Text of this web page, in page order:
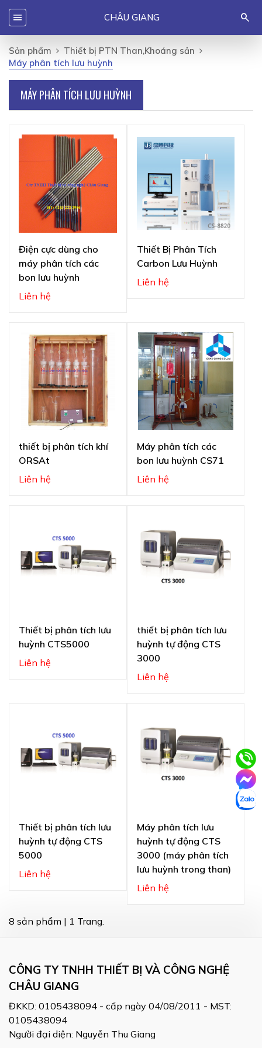
Menu CHÂU GIANG search
Sản phẩm
Thiết bị PTN Than,Khoáng sản
Máy phân tích lưu huỳnh
MÁY PHÂN TÍCH LƯU HUỲNH
Điện cực dùng cho
máy phân tích các
bon lưu huỳnh
Liên hệ
Thiết Bị Phân Tích
Carbon Lưu Huỳnh
Liên hệ
thiết bị phân tích khí
ORSAt
Liên hệ
Máy phân tích các
bon lưu huỳnh CS71
Liên hệ
Thiết bị phân tích lưu
huỳnh CTS5000
Liên hệ
thiết bị phân tích lưu
huỳnh tự động CTS
3000
Liên hệ
Thiết bị phân tích lưu
huỳnh tự động CTS
5000
Liên hệ
Máy phân tích lưu
huỳnh tự động CTS
3000 (máy phân tích
lưu huỳnh trong than)
Liên hệ
8 sản phẩm | 1 Trang.
CÔNG TY TNHH THIẾT BỊ VÀ CÔNG NGHỆ
CHÂU GIANG
ĐKKD: 0105438094 - cấp ngày 04/08/2011 - MST:
0105438094
Người đại diện: Nguyễn Thu Giang